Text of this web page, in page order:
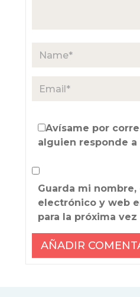
Avísame por
alguien responde
Guarda mi nombre,
electrónico y web
para la próxima